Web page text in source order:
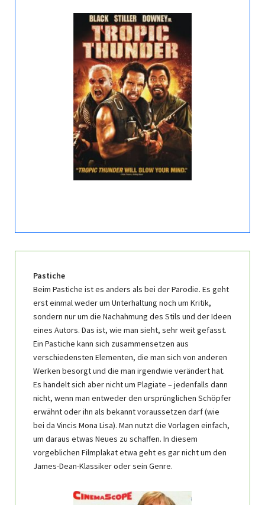
Pastiche
Beim Pastiche ist es anders als bei der Parodie. Es geht
erst einmal weder um Unterhaltung noch um Kritik,
sondern nur um die Nachahmung des Stils und der Ideen
eines Autors. Das ist, wie man sieht, sehr weit gefasst.
Ein Pastiche kann sich zusammensetzen aus
verschiedensten Elementen, die man sich von anderen
Werken besorgt und die man irgendwie verändert hat.
Es handelt sich aber nicht um Plagiate – jedenfalls dann
nicht, wenn man entweder den ursprünglichen Schöpfer
erwähnt oder ihn als bekannt voraussetzen darf (wie
bei da Vincis Mona Lisa). Man nutzt die Vorlagen einfach,
um daraus etwas Neues zu schaffen. In diesem
vorgeblichen Filmplakat etwa geht es gar nicht um den
James-Dean-Klassiker oder sein Genre.